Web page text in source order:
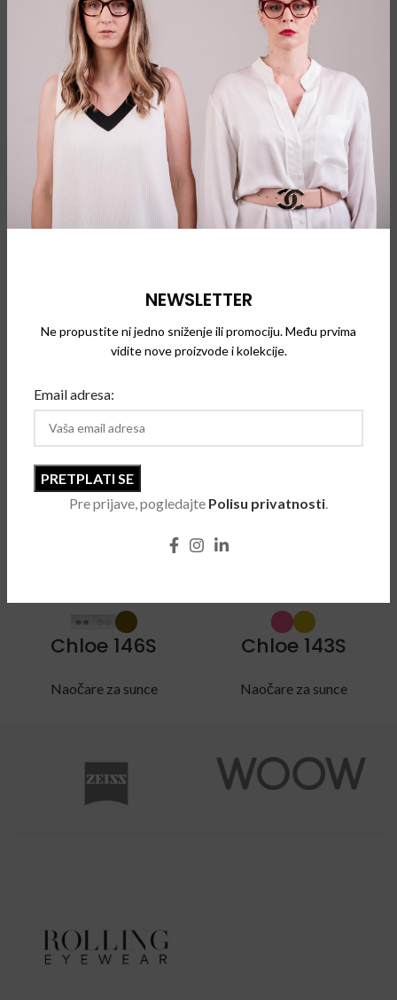
NEWSLETTER
Ne propustite ni jedno sniženje ili promociju. Među prvima
vidite nove proizvode i kolekcije.
Email adresa:
Pre prijave, pogledajte Polisu privatnosti.
LUKSUZNI BREND KOJI OBLAČI OD GLAVE
DO PETE
Salvatore Ferragamo jedan je od najpoznatijih italijanskih
brendova u svetu. Osnovni principi na kojima se temelji,
zanatstvo, kreativnost i elegancija ogledaju se u celokupnom
asortimanut Salvatore Ferragamo proizvoda.
između snažnih istorijskih korena marke i njegovih novih
savremenih interpretacija.
POVEZANI PROIZVODI
Chloe 146S
Naočare za sunce
Chloe 143S
Naočare za sunce